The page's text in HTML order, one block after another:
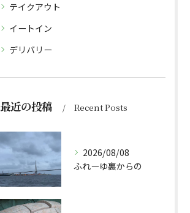
テイクアウト
イートイン
デリバリー
最近の投稿 Recent Posts
2026/08/08
ふれーゆ裏からの